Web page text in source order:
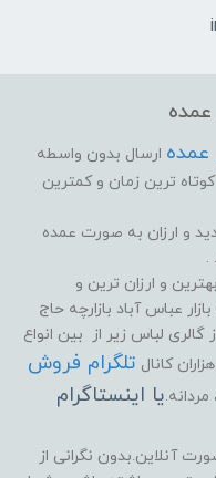
عمده
عمده ارسال بدون واسطه
کوتاه ترین زمان و کمترین
و ارزان به صورت عمده
.
و ارزان ترین و
عباس آباد بازارچه حاج
لباس زیر از بین انواع
کانال تلگرام فروش
مردانه.یا اینستاگرام
آنلاین.بدون نگرانی از